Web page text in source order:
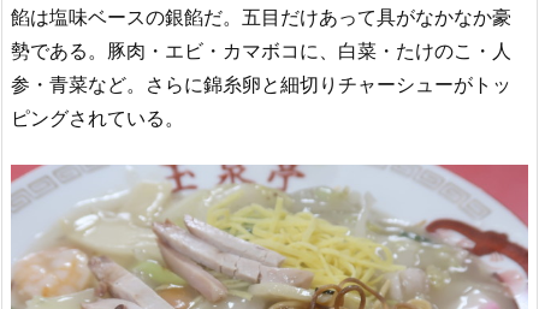
餡は塩味ベースの銀餡だ。五目だけあって具がなかなか豪
勢である。豚肉・エビ・カマボコに、白菜・たけのこ・人
参・青菜など。さらに錦糸卵と細切りチャーシューがトッ
ピングされている。